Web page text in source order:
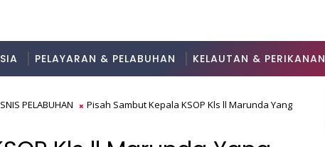
PELAYARAN & PELABUHAN KELAUTAN & PERIKANAN
PELABUHAN
Pisah Sambut Kepala KSOP Kls ll Marunda Yang